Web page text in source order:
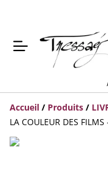
Accueil / Produits /
LA COULEUR DES